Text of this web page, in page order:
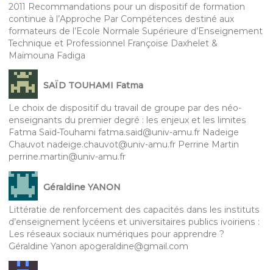
2011 Recommandations pour un dispositif de formation
continue à l’Approche Par Compétences destiné aux
formateurs de l’Ecole Normale Supérieure d’Enseignement
Technique et Professionnel Françoise Daxhelet &
Maïmouna Fadiga
SAÏD TOUHAMI Fatma
Le choix de dispositif du travail de groupe par des néo-
enseignants du premier degré : les enjeux et les limites
Fatma Saïd-Touhami fatma.said@univ-amu.fr Nadeige
Chauvot nadeige.chauvot@univ-amu.fr Perrine Martin
perrine.martin@univ-amu.fr
Géraldine YANON
Littératie de renforcement des capacités dans les instituts
d’enseignement lycéens et universitaires publics ivoiriens :
Les réseaux sociaux numériques pour apprendre ?
Géraldine Yanon apogeraldine@gmail.com